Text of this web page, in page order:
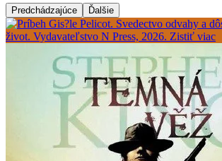
Predchádzajúce Ďalšie